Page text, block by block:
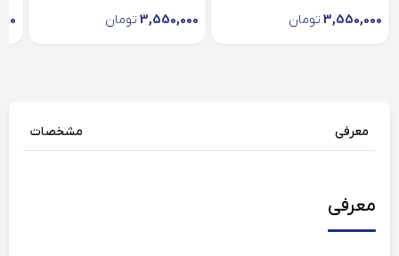
3,550,000 تومان
3,550,000 تومان
معرفی مشخصات
معرفی